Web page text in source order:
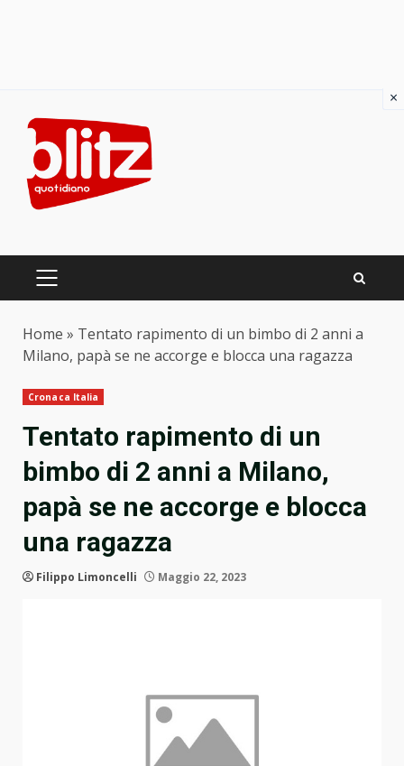
content
PRIMARY
Home » Tentato rapimento di un bimbo di 2 anni a
Milano, papà se ne accorge e blocca una ragazza
Cronaca Italia
Tentato rapimento di un
bimbo di 2 anni a Milano,
papà se ne accorge e blocca
una ragazza
Filippo Limoncelli Maggio 22, 2023
×